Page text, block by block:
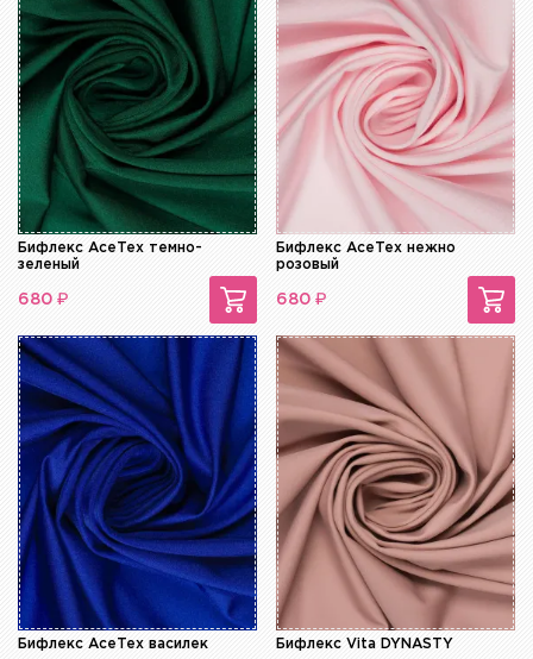
Бифлекс AceTex темно-
зеленый
680 ₽
Бифлекс AceTex нежно
розовый
680 ₽
Бифлекс AceTex василек Бифлекс Vita DYNASTY